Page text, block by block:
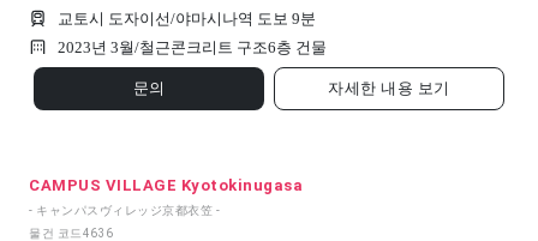
교토시 도자이선/야마시나역 도보 9분
2023년 3월/철근콘크리트 구조6층 건물
문의 자세한 내용 보기
CAMPUS VILLAGE Kyotokinugasa
- キャンパスヴィレッジ京都衣笠 -
물건 코드 4636